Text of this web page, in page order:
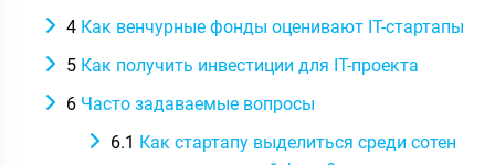
4 Как венчурные фонды оценивают IT-стартапы
5 Как получить инвестиции для IT-проекта
6 Часто задаваемые вопросы
6.1 Как стартапу выделиться среди сотен